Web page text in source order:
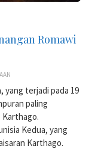
Romawi
yang terjadi pada 19
paling
Karthago.
Kedua, yang
Karthago.